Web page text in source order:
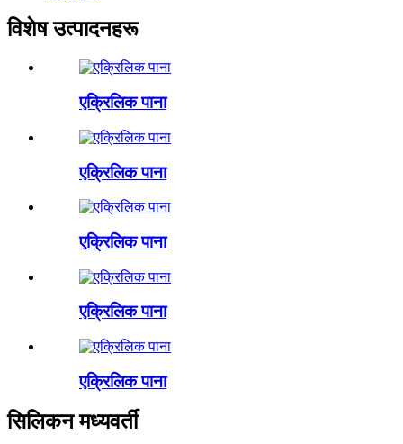
विशेष उत्पादनहरू
एक्रिलिक पाना
एक्रिलिक पाना
एक्रिलिक पाना
एक्रिलिक पाना
एक्रिलिक पाना
सिलिकन मध्यवर्ती